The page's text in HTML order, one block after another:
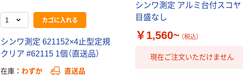
カゴに入れる
シンワ測定 621152×4止型定規
クリア #62115 1個（直送品）
在庫 わずか 直送品
シンワ測定 アルミ台付スコヤ
目盛なし
￥1,560~ （税込）
現在ご注文いただけません